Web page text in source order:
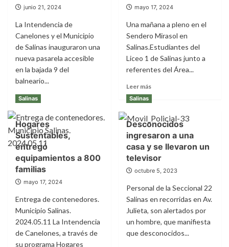
norte
en
Remanso
de
Neptunia
de
los
Municipio
de
Salinas
junio 21, 2024
La Intendencia de
Canelones y el Municipio
de Salinas inauguraron una
nueva pasarela accesible
en la bajada 9 del
balneario...
Leer más Leer
sobre
Inauguraron
nueva
pasarela
accesible
la
bajada
del
balneario
El
Fortín
mayo 17, 2024
Una mañana a pleno en el
Sendero Mirasol en
Salinas.Estudiantes del
Liceo 1 de Salinas junto a
referentes del Área...
Leer másLeer
más
sobre
Estudiantes
del
liceo
1
realizaron
una
de
restauración
dunar
Salinas
Hogares
Sustentables,
entregó
equipamientos a 800
familias
mayo 17, 2024
Entrega de contenedores.
Municipio Salinas.
2024.05.11 La Intendencia
de Canelones, a través de
su programa Hogares
Salinas
Desconocidos
ingresaron a una
casa y se llevaron un
televisor
octubre 5, 2023
Personal de la Seccional 22
Salinas en recorridas en Av.
Julieta, son alertados por
un hombre, que manifiesta
que desconocidos...